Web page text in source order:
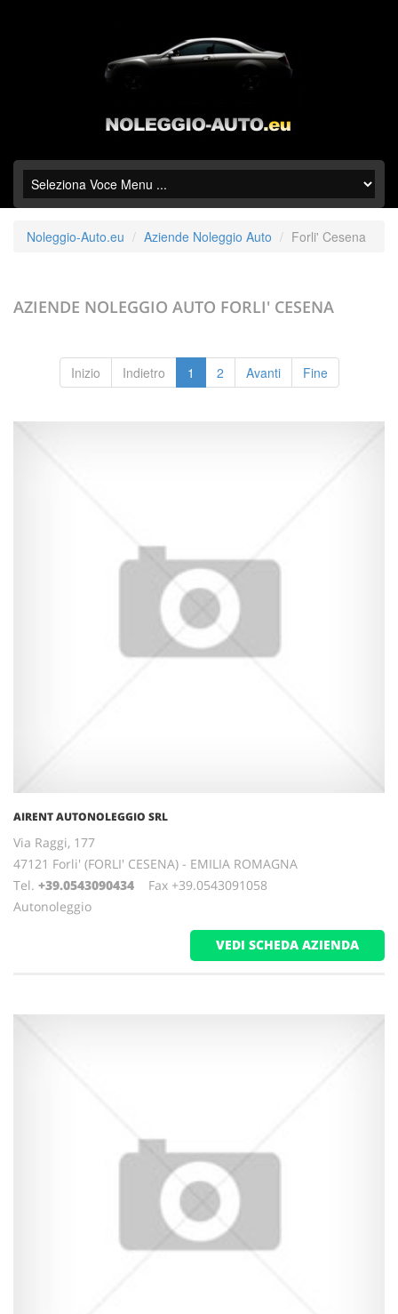
Noleggio-Auto.eu Aziende Noleggio Auto Forli' Cesena
AZIENDE NOLEGGIO AUTO FORLI' CESENA
Inizio Indietro 1 2 Avanti Fine
AIRENT AUTONOLEGGIO SRL
Via Raggi, 177
47121 Forli' (FORLI' CESENA) - EMILIA ROMAGNA
Tel. +39.0543090434 Fax +39.0543091058
Autonoleggio
VEDI SCHEDA AZIENDA